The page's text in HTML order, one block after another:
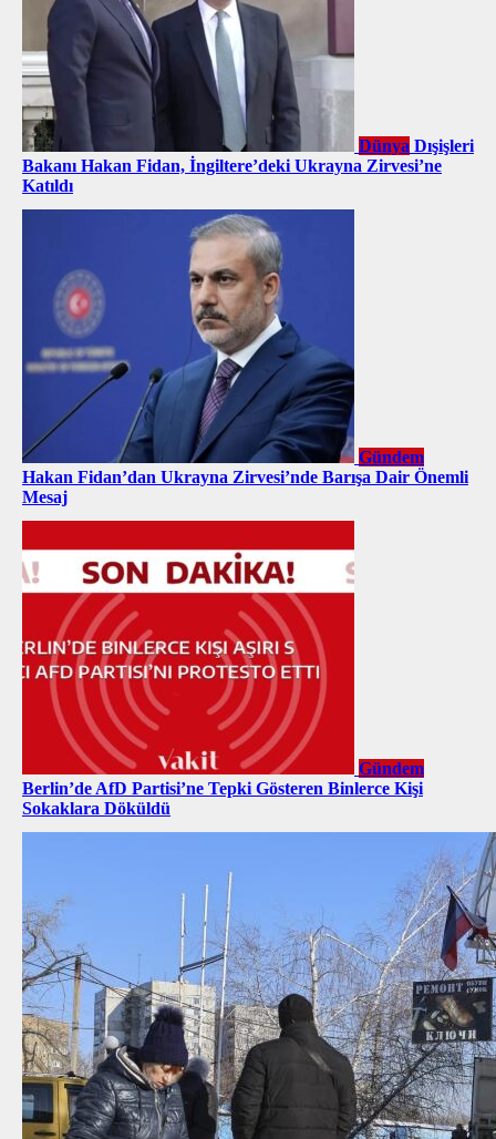
Dünya Dışişleri
Bakanı Hakan Fidan, İngiltere’deki Ukrayna Zirvesi’ne
Katıldı
Gündem
Hakan Fidan’dan Ukrayna Zirvesi’nde Barışa Dair Önemli
Mesaj
Gündem
Berlin’de AfD Partisi’ne Tepki Gösteren Binlerce Kişi
Sokaklara Döküldü